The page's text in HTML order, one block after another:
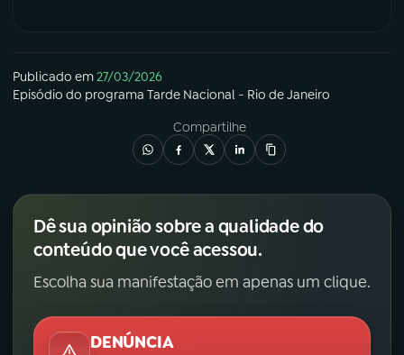
Publicado em27/03/2026
Episódio do programa Tarde Nacional - Rio de Janeiro
Compartilhe
Dê sua opinião sobre a qualidade do
conteúdo que você acessou.
Escolha sua manifestação em apenas um clique.
DENÚNCIA